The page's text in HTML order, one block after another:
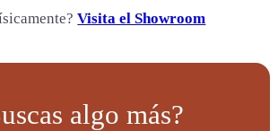
Visita el Showroom
algo más?